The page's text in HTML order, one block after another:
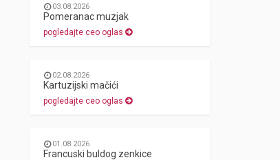
03.08.2026
Pomeranac muzjak
pogledajte ceo oglas
02.08.2026
Kartuzijski mačići
pogledajte ceo oglas
01.08.2026
Francuski buldog zenkice